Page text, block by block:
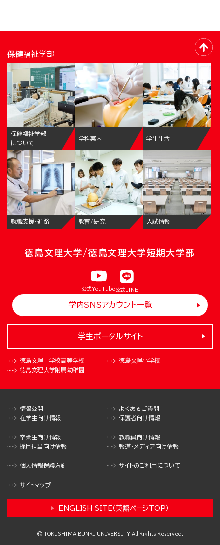
保健福祉学部
保健福祉学部
について
学科案内 学生生活
就職支援・進路 教育/研究 入試情報
徳島文理大学/徳島文理大学短期大学部
公式YouTube公式LINE
学内SNSアカウント一覧
徳島文理中学校高等学校
徳島文理小学校
徳島文理大学附属幼稚園
学生ポータルサイト
情報公開
よくあるご質問
在学生向け情報
保護者向け情報
卒業生向け情報
教職員向け情報
採用担当向け情報
報道・メディア向け情報
個人情報保護方針 サイトのご利用について
サイトマップ
ENGLISH SITE（英語ページTOP）
© TOKUSHIMA BUNRI UNIVERSITY All Rights Reserved.